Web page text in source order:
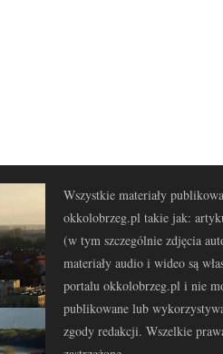
Wszystkie materiały
okkolobrzeg.pl takie jak:
(w tym szczególnie zdjęcia
materiały audio i wideo są
portalu okkolobrzeg.pl i nie
publikowane lub
zgody redakcji. Wszelkie